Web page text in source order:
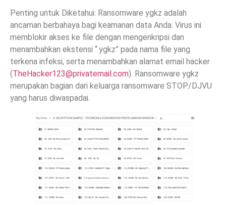
Penting untuk Diketahui: Ransomware ygkz adalah
ancaman berbahaya bagi keamanan data Anda. Virus ini
memblokir akses ke file dengan mengenkripsi dan
menambahkan ekstensi “.ygkz” pada nama file yang
terkena infeksi, serta menambahkan alamat email hacker
(TheHacker123@privatemail.com). Ransomware ygkz
merupakan bagian dari keluarga ransomware STOP/DJVU
yang harus diwaspadai.